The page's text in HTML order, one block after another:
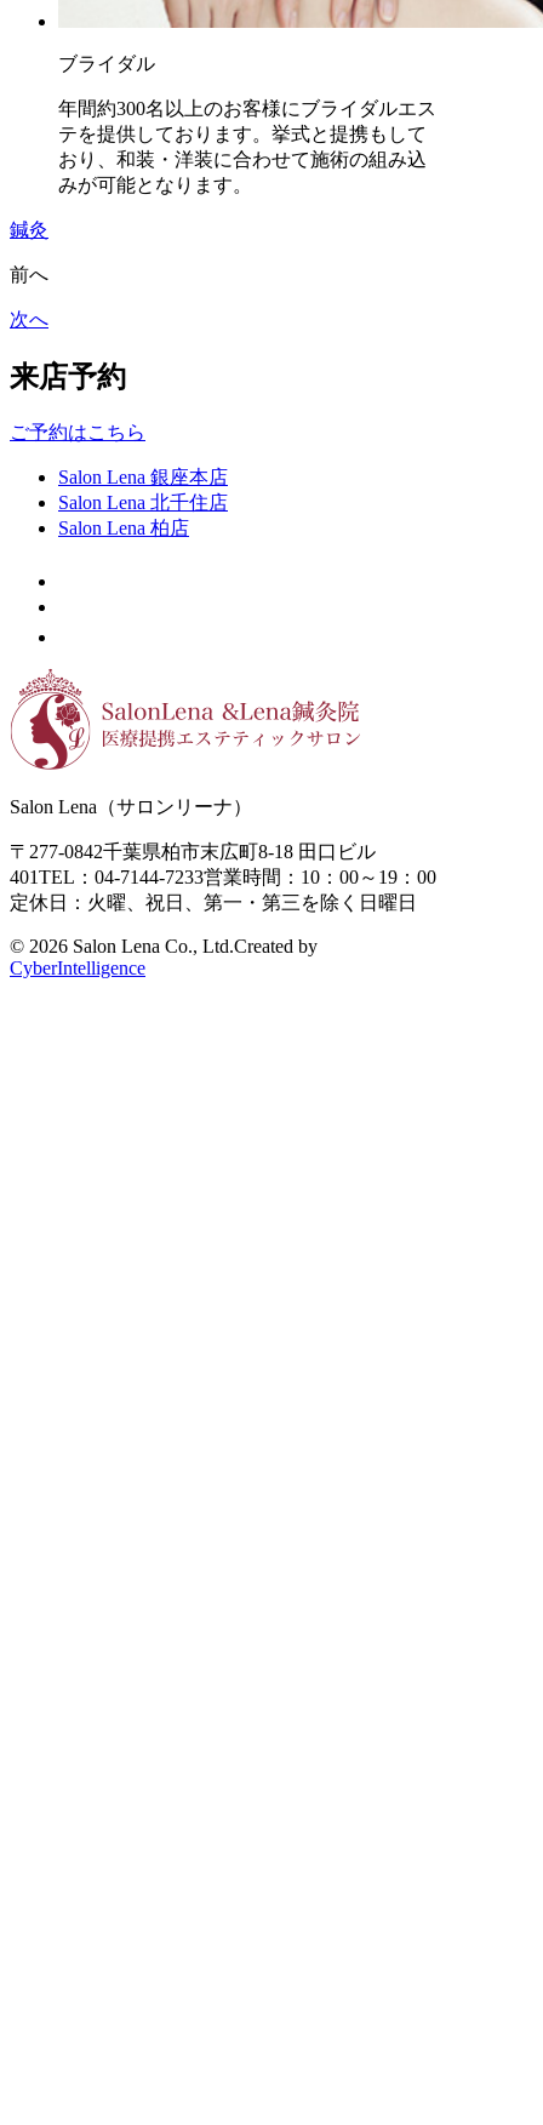
ブライダル
年間約300名以上のお客様にブライダルエス
テを提供しております。挙式と提携もして
おり、和装・洋装に合わせて施術の組み込
みが可能となります。
鍼灸
前へ
次へ
来店予約
ご予約はこちら
Salon Lena 銀座本店
Salon Lena 北千住店
Salon Lena 柏店
Salon Lena（サロンリーナ）
〒277-0842千葉県柏市末広町8-18 田口ビル
401TEL：04-7144-7233営業時間：10：00～19：00
定休日：火曜、祝日、第一・第三を除く日曜日
© 2026 Salon Lena Co., Ltd.Created by
CyberIntelligence